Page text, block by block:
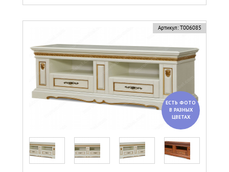
Артикул: Т006085
ЕСТЬ ФОТО
В РАЗНЫХ
ЦВЕТАХ